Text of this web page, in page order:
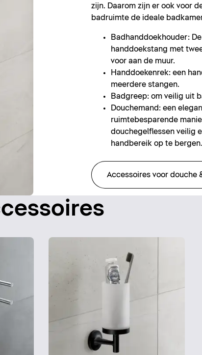
zijn. Daarom zijn er ook voor
badruimte de ideale
Badhanddoekhouder:
handdoekstang met
voor aan de muur.
Handdoekenrek: een
meerdere stangen.
Badgreep: om veilig uit
Douchemand: een
ruimtebesparende
douchegelflessen veilig
handbereik op te bergen.
Accessoires voor douche